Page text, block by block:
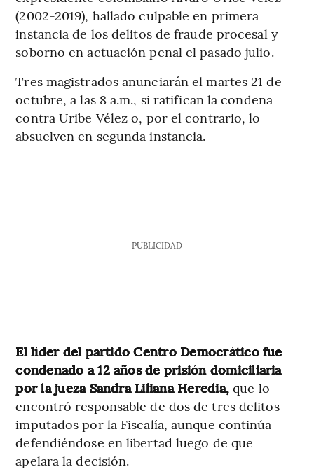
(2002-2019), hallado culpable en primera
instancia de los delitos de fraude procesal y
soborno en actuación penal el pasado julio.
Tres magistrados anunciarán el martes 21 de
octubre, a las 8 a.m., si ratifican la condena
contra Uribe Vélez o, por el contrario, lo
absuelven en segunda instancia.
PUBLICIDAD
El líder del partido Centro Democrático fue
condenado a 12 años de prisión domiciliaria
por la jueza Sandra Liliana Heredia, que lo
encontró responsable de dos de tres delitos
imputados por la Fiscalía, aunque continúa
defendiéndose en libertad luego de que
apelara la decisión.